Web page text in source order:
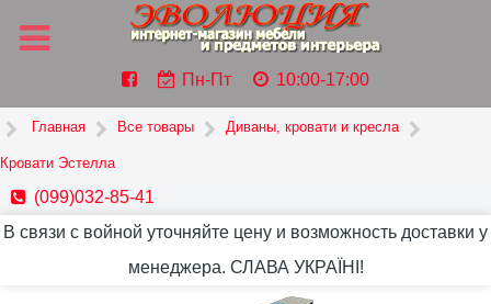
Пн-Пт 10:00-17:00
Главная Все товары Диваны, кровати и кресла
Кровати Эстелла
(099)032-85-41
В связи с войной уточняйте цену и возможность доставки у
менеджера. СЛАВА УКРАЇНІ!